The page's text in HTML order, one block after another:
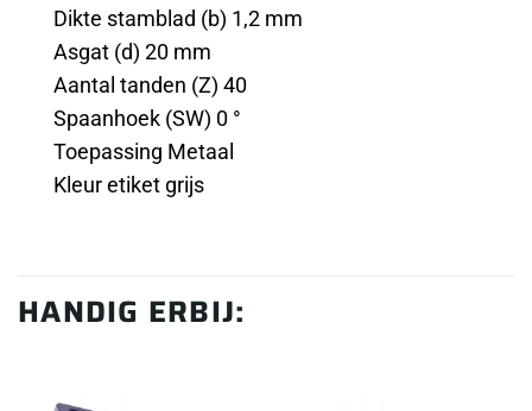
Dikte stamblad (b) 1,2 mm
Asgat (d) 20 mm
Aantal tanden (Z) 40
Spaanhoek (SW) 0 °
Toepassing Metaal
Kleur etiket grijs
HANDIG ERBIJ: